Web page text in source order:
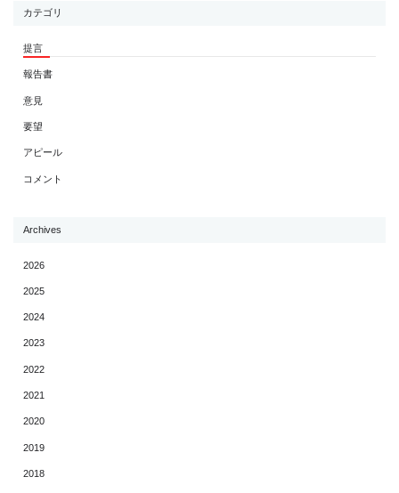
カテゴリ
提言
報告書
意見
要望
アピール
コメント
Archives
2026
2025
2024
2023
2022
2021
2020
2019
2018